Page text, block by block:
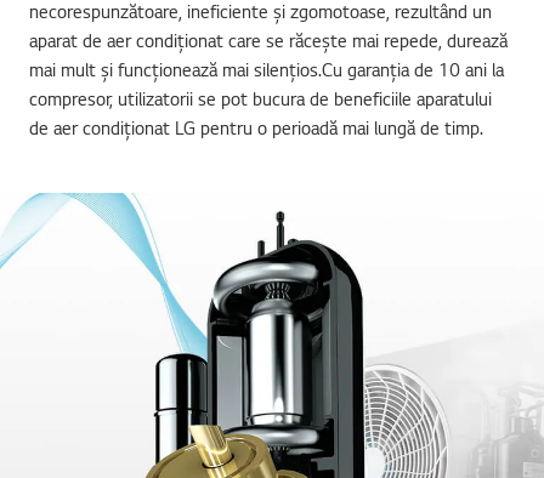
necorespunzătoare, ineficiente și zgomotoase, rezultând un
aparat de aer condiționat care se răcește mai repede, durează
mai mult și funcționează mai silențios.Cu garanția de 10 ani la
compresor, utilizatorii se pot bucura de beneficiile aparatului
de aer condiționat LG pentru o perioadă mai lungă de timp.